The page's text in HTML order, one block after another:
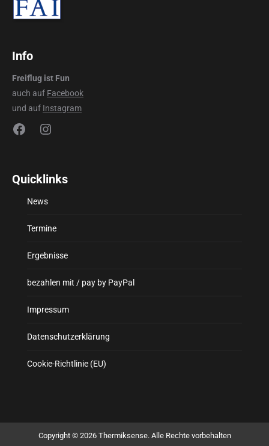
Info
Freiflug ist Fun
auch auf Facebook
und auf Instagram
FacebookInstagram
Quicklinks
News
Termine
Ergebnisse
bezahlen mit / pay by PayPal
Impressum
Datenschutzerklärung
Cookie-Richtlinie (EU)
Copyright © 2026 Thermiksense. Alle Rechte vorbehalten